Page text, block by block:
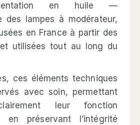
en huile —
des lampes à modérateur,
en France à partir des
utilisées tout au long du
ces éléments techniques
avec soin, permettant
leur fonction
en préservant l’intégrité